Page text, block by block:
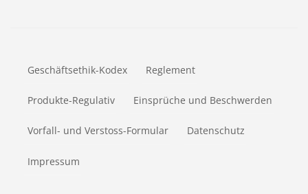
Geschäftsethik-Kodex Reglement
Produkte-Regulativ Einsprüche und Beschwerden
Vorfall- und Verstoss-Formular Datenschutz
Impressum